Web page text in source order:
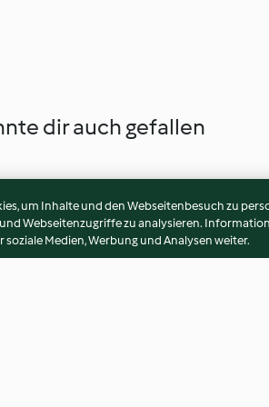
dir auch gefallen
um Inhalte und den Webseitenbesuch zu
Webseitenzugriffe zu analysieren.
soziale Medien, Werbung und Analysen weiter.